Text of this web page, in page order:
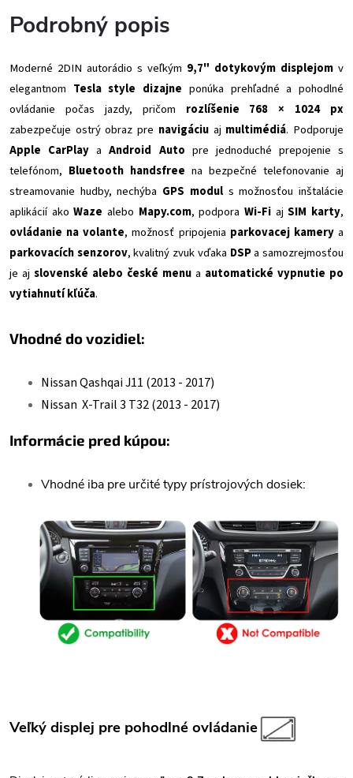
Podrobný popis
Moderné 2DIN autorádio s veľkým 9,7" dotykovým displejom v
elegantnom Tesla style dizajne ponúka prehľadné a pohodlné
ovládanie počas jazdy, pričom rozlíšenie 768 × 1024 px
zabezpečuje ostrý obraz pre navigáciuaj multimédiá. Podporuje
Apple CarPlay aAndroid Auto pre jednoduché prepojenie s
telefónom, Bluetooth handsfree na bezpečné telefonovanie aj
streamovanie hudby, nechýba GPS moduls možnosťou inštalácie
aplikácií akoWaze alebo Mapy.com, podporaWi-Fi ajSIM karty,
ovládanie na volante, možnosť pripojenia parkovacej kamerya
parkovacích senzorov, kvalitný zvuk vďaka DSPa samozrejmosťou
je aj slovenské alebo české menu a automatické vypnutie po
vytiahnutí kľúča.
Vhodné do vozidiel:
Nissan Qashqai J11 (2013 - 2017)
Nissan X-Trail 3 T32 (2013 - 2017)
Informácie pred kúpou:
Vhodné iba pre určité typy prístrojových dosiek:
Veľký displej pre pohodlné ovládanie